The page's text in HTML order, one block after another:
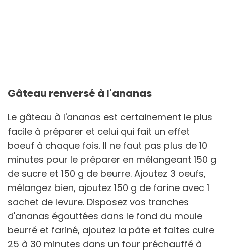
Gâteau renversé à l'ananas
Le gâteau à l'ananas est certainement le plus
facile à préparer et celui qui fait un effet
boeuf à chaque fois. Il ne faut pas plus de 10
minutes pour le préparer en mélangeant 150 g
de sucre et 150 g de beurre. Ajoutez 3 oeufs,
mélangez bien, ajoutez 150 g de farine avec 1
sachet de levure. Disposez vos tranches
d'ananas égouttées dans le fond du moule
beurré et fariné, ajoutez la pâte et faites cuire
25 à 30 minutes dans un four préchauffé à